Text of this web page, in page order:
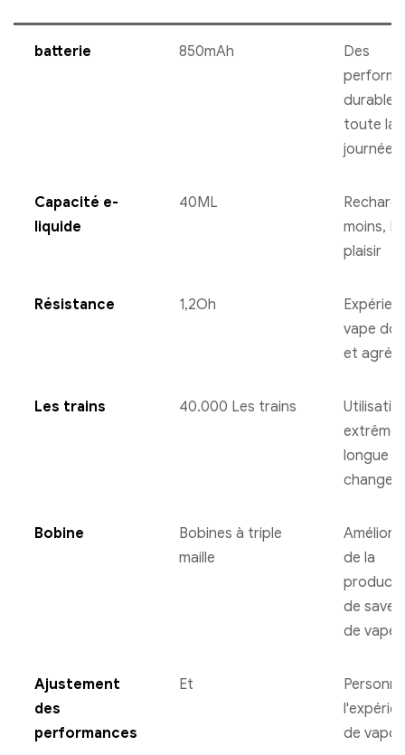
batterie 850mAh
Des
durables
toute la
journée
Capacité e-
liquide
40ML
moins,
plaisir
Résistance 1,2Oh
vape
et
Les trains 40.000 Les trains
longue
Bobine
Bobines à triple
maille
de la
de
de
Ajustement
des
performances
Et
de